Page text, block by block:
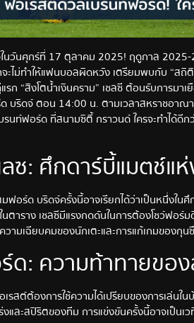
นวันศุกร์ที่ 17 ตุลาคม 2025! ฤดูกาล
ะไม่ทำให้แฟนบอลผิดหวัง เตรียมพบกับ “สถิ
รก “สิงโตน้ำเงินคราม” เชลซี ต้อนรับการมา
ริดจ์ ตอน 14:00 น. ตามเวลาสหราชอาณ
นท์ฟอร์ด ที่สนามซิตี้ กราวนด์ ใครจะทำได้ดี
ลซ: ศึกดาร์บี้แมตช์แ
ฟอร์ด บริดจ์ครั้งนี้อาจเรียกได้ว่าเป็นหนึ่งใ
าราง เชลซีมีแรงกดดันในการต้องโชว์ฟอร์
ความเฉียบคมของนักเตะและการแก้เกมของ
ด: ความท้าทายขอ
สต์ต้องการใช้ความได้เปรียบของการเล่นใ
และสปิริตของทีม การแข่งขันครั้งนี้อาจเป็น